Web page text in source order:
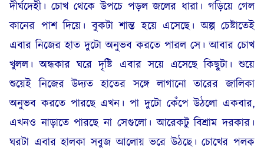
দীর্ঘদেহী। চোখ থেকে উপচে পড়ল জলের ধারা। গড়িয়ে গেল
কানের পাশ দিয়ে। বুকটা শান্ত হয়ে এসেছে। অল্প চেষ্টাতেই
এবার নিজের হাত দুটো অনুভব করতে পারল সে। আবার চোখ
খুলল। অন্ধকার ঘরে দৃষ্টি এবার সয়ে এসেছে কিছুটা। শুয়ে
শুয়েই নিজের উদ্যত হাতের সঙ্গে লাগানো তারের জালিকা
অনুভব করতে পারছে এখন। পা দুটো কেঁপে উঠলো একবার,
এখনও নাড়াতে পারছে না সেগুলো। আরেকটু বিশ্রাম দরকার।
ঘরটা এবার হালকা সবুজ আলোয় ভরে উঠছে। চোখের পলক